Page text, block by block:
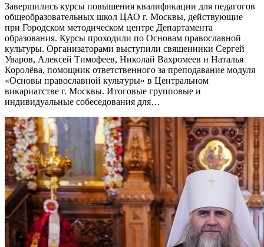
Завершились курсы повышения квалификации для педагогов
общеобразовательных школ ЦАО г. Москвы, действующие
при Городском методическом центре Департамента
образования. Курсы проходили по Основам православной
культуры. Организаторами выступили священники Сергей
Уваров, Алексей Тимофеев, Николай Вахромеев и Наталья
Королёва, помощник ответственного за преподавание модуля
«Основы православной культуры» в Центральном
викариатстве г. Москвы. Итоговые групповые и
индивидуальные собеседования для…